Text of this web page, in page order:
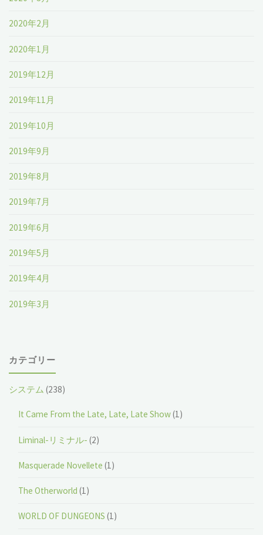
2020年2月
2020年1月
2019年12月
2019年11月
2019年10月
2019年9月
2019年8月
2019年7月
2019年6月
2019年5月
2019年4月
2019年3月
カテゴリー
システム (238)
It Came From the Late, Late, Late Show(1)
Liminal-リミナル- (2)
Masquerade Novellete (1)
The Otherworld (1)
WORLD OF DUNGEONS (1)